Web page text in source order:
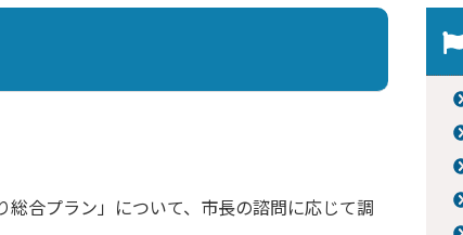
合プラン」について、市長の諮問に応じて調